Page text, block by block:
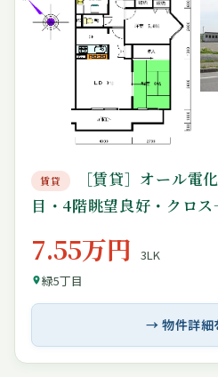
賃貸
［賃貸］オール電
目・4階眺望良好・クロ
7.55万円
3LK
緑5丁目
→ 物件詳細